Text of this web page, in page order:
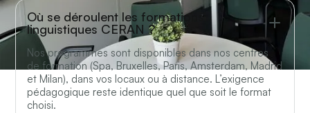
Où se déroulent les formations
linguistiques CERAN ?
Nos programmes sont disponibles dans nos centres
de formation (Spa, Bruxelles, Paris, Amsterdam, Madrid
et Milan), dans vos locaux ou à distance. L’exigence
pédagogique reste identique quel que soit le format
choisi.